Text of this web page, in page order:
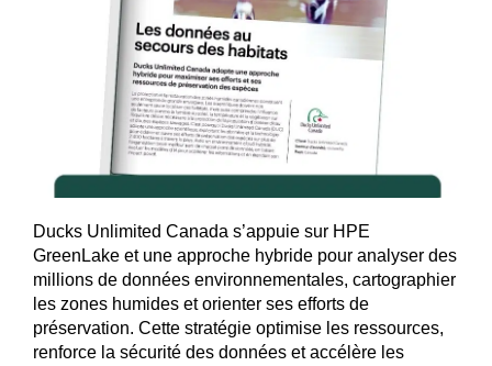
Ducks Unlimited Canada s’appuie sur HPE
GreenLake et une approche hybride pour analyser des
millions de données environnementales, cartographier
les zones humides et orienter ses efforts de
préservation. Cette stratégie optimise les ressources,
renforce la sécurité des données et accélère les